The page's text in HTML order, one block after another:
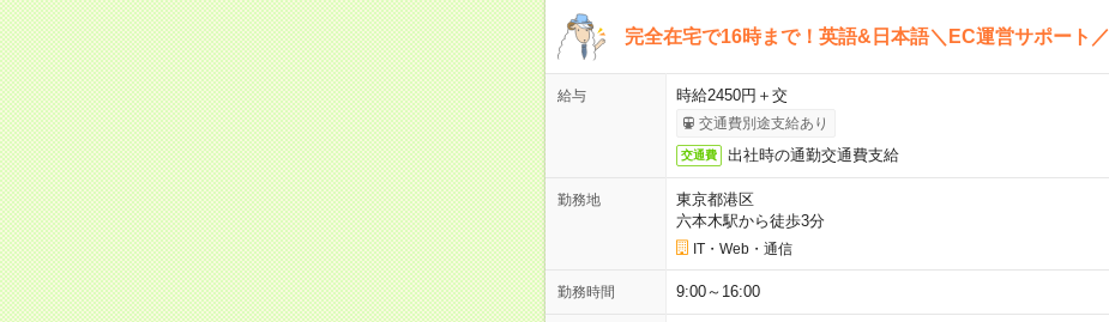
完全在宅で16時まで！英語&日本語＼EC運営サポート／
給与 時給2450円＋交
交通費別途支給あり
交通費 出社時の通勤交通費支給
勤務地
東京都港区
六本木駅から徒歩3分
IT・Web・通信
勤務時間 9:00～16:00